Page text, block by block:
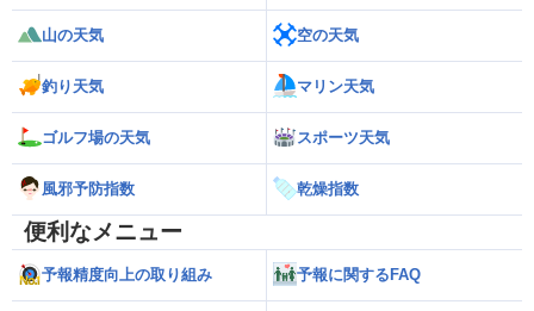
山の天気 空の天気
釣り天気 マリン天気
ゴルフ場の天気 スポーツ天気
風邪予防指数 乾燥指数
便利なメニュー
予報精度向上の取り組み 予報に関するFAQ